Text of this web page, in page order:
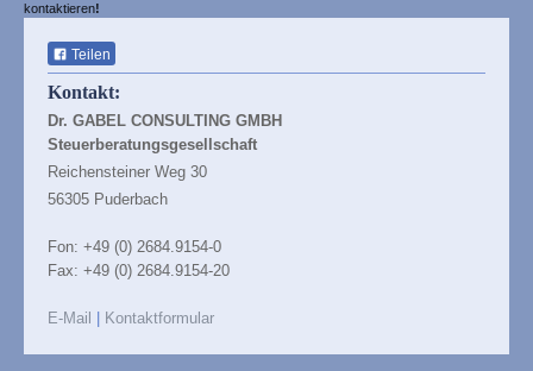
kontaktieren!
Teilen
Kontakt:
Dr. GABEL CONSULTING GMBH
Steuerberatungsgesellschaft
Reichensteiner Weg 30
56305 Puderbach
Fon: +49 (0) 2684.9154-0
Fax: +49 (0) 2684.9154-20
E-Mail Kontaktformular